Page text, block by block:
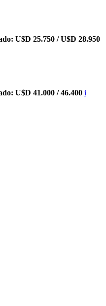
U$D 25.750 / U$D 28.950
U$D 41.000 / 46.400 i